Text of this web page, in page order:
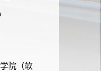
院（软